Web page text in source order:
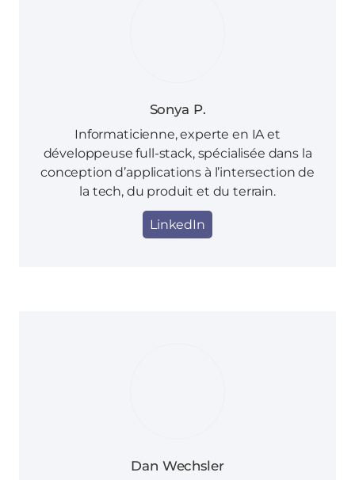
Sonya P.
Informaticienne, experte en IA et
développeuse full-stack, spécialisée dans la
conception d’applications à l’intersection de
la tech, du produit et du terrain.
LinkedIn
Dan Wechsler